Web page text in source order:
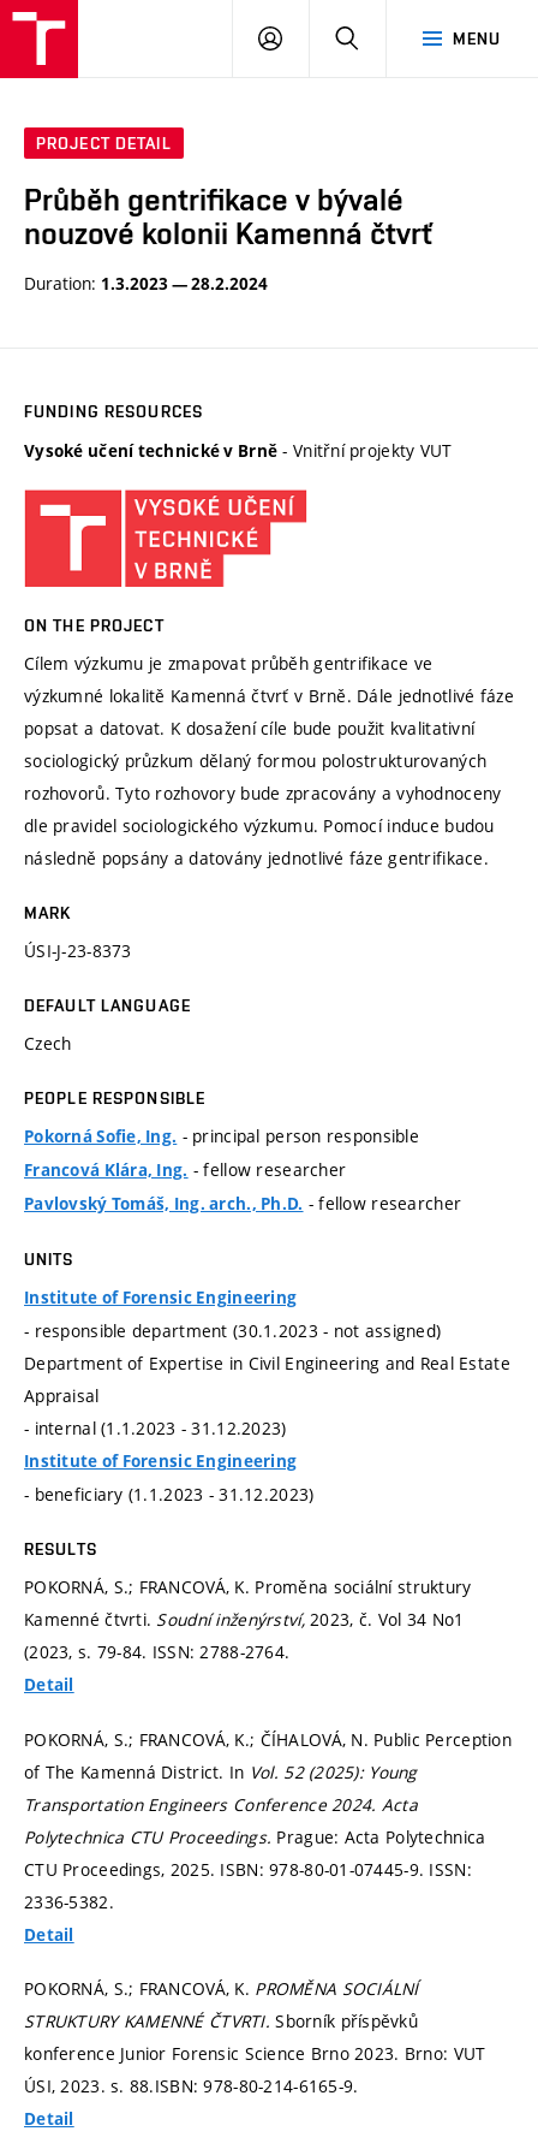
MENU
LOG
SEARCH
PROJECT DETAIL
Průběh gentrifikace v bývalé
nouzové kolonii Kamenná čtvrť
Duration: 1.3.2023 — 28.2.2024
FUNDING RESOURCES
Vysoké učení technické v Brně - Vnitřní projekty VUT
ON THE PROJECT
Cílem výzkumu je zmapovat průběh gentrifikace ve
výzkumné lokalitě Kamenná čtvrť v Brně. Dále jednotlivé fáze
popsat a datovat. K dosažení cíle bude použit kvalitativní
sociologický průzkum dělaný formou polostrukturovaných
rozhovorů. Tyto rozhovory bude zpracovány a vyhodnoceny
dle pravidel sociologického výzkumu. Pomocí induce budou
následně popsány a datovány jednotlivé fáze gentrifikace.
MARK
ÚSI-J-23-8373
DEFAULT LANGUAGE
Czech
PEOPLE RESPONSIBLE
Pokorná Sofie, Ing. - principal person responsible
Francová Klára, Ing. - fellow researcher
Pavlovský Tomáš, Ing. arch., Ph.D. - fellow researcher
UNITS
Institute of Forensic Engineering
- responsible department (30.1.2023 - not assigned)
Department of Expertise in Civil Engineering and Real Estate
Appraisal
- internal (1.1.2023 - 31.12.2023)
Institute of Forensic Engineering
- beneficiary (1.1.2023 - 31.12.2023)
RESULTS
POKORNÁ, S.; FRANCOVÁ, K. Proměna sociální struktury
Kamenné čtvrti. Soudní inženýrství,2023, č. Vol 34 No1
(2023, s. 79-84. ISSN: 2788-2764.
Detail
POKORNÁ, S.; FRANCOVÁ, K.; ČÍHALOVÁ, N. Public Perception
of The Kamenná District. In Vol. 52 (2025): Young
Transportation Engineers Conference 2024. Acta
Polytechnica CTU Proceedings. Prague: Acta Polytechnica
CTU Proceedings, 2025. ISBN: 978-80-01-07445-9. ISSN:
2336-5382.
Detail
POKORNÁ, S.; FRANCOVÁ, K. PROMĚNA SOCIÁLNÍ
STRUKTURY KAMENNÉ ČTVRTI.Sborník příspěvků
konference Junior Forensic Science Brno 2023. Brno: VUT
ÚSI, 2023.s. 88.ISBN: 978-80-214-6165-9.
Detail